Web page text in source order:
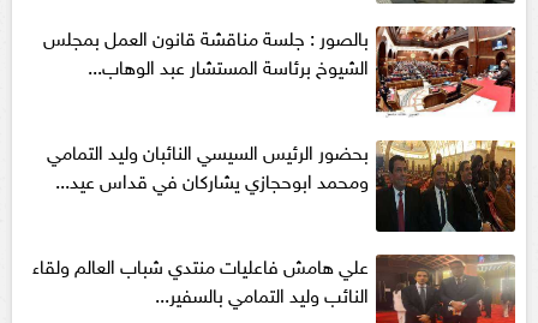
بالصور : جلسة مناقشة قانون العمل بمجلس
الشيوخ برئاسة المستشار عبد الوهاب...
بحضور الرئيس السيسي النائبان وليد التمامي
ومحمد ابوحجازي يشاركان في قداس عيد...
علي هامش فاعليات منتدي شباب العالم ولقاء
النائب وليد التمامي بالسفير...